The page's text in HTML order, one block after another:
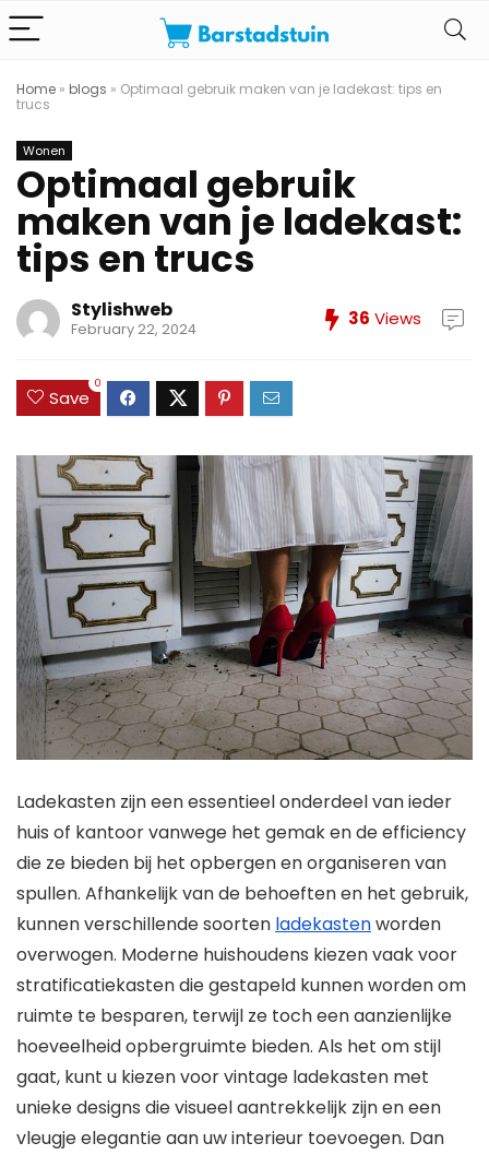
Home » blogs » Optimaal gebruik maken van je ladekast: tips en
trucs
Wonen
Optimaal gebruik
maken van je ladekast:
tips en trucs
Stylishweb
February 22, 2024 36 Views
Save
0
Ladekasten zijn een essentieel onderdeel van ieder
huis of kantoor vanwege het gemak en de efficiency
die ze bieden bij het opbergen en organiseren van
spullen. Afhankelijk van de behoeften en het gebruik,
kunnen verschillende soorten ladekastenworden
overwogen. Moderne huishoudens kiezen vaak voor
stratificatiekasten die gestapeld kunnen worden om
ruimte te besparen, terwijl ze toch een aanzienlijke
hoeveelheid opbergruimte bieden. Als het om stijl
gaat, kunt u kiezen voor vintage ladekasten met
unieke designs die visueel aantrekkelijk zijn en een
vleugje elegantie aan uw interieur toevoegen. Dan